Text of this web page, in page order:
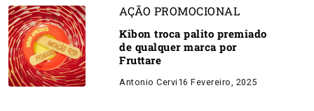
AÇÃO PROMOCIONAL
Kibon troca palito premiado
de qualquer marca por
Fruttare
Antonio Cervi 16 Fevereiro, 2025